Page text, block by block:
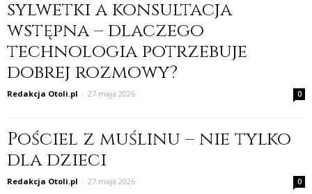
sylwetki a konsultacja
wstępna – dlaczego
technologia potrzebuje
dobrej rozmowy?
Redakcja Otoli.pl - 27 maja 2026 0
Pościel z muślinu – nie tylko
dla dzieci
Redakcja Otoli.pl - 27 maja 2026 0